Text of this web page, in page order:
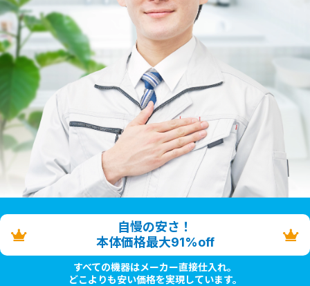
自慢の安さ！
本体価格最大91%off
すべての機器はメーカー直接仕入れ。
どこよりも安い価格を実現しています。